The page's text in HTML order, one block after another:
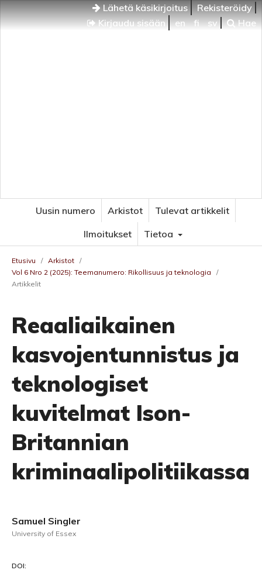
Lähetä käsikirjoitus
Rekisteröidy
Kirjaudu sisään
en fi sv Hae
Uusin numero Arkistot
Tulevat artikkelit
Ilmoitukset
Tietoa
Etusivu / Arkistot /
Vol 6 Nro 2 (2025): Teemanumero: Rikollisuus ja teknologia
/
Artikkelit
Reaaliaikainen
kasvojentunnistus ja
teknologiset
kuvitelmat Ison-
Britannian
kriminaalipolitiikassa
Samuel Singler
University of Essex
DOI: